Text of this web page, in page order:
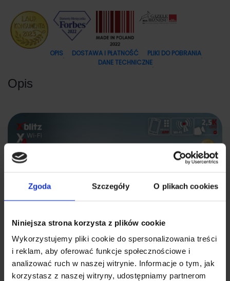
Zgoda Szczegóły O plikach cookies
Niniejsza strona korzysta z plików cookie
Wykorzystujemy pliki cookie do spersonalizowania treści
i reklam, aby oferować funkcje społecznościowe i
analizować ruch w naszej witrynie. Informacje o tym, jak
korzystasz z naszej witryny, udostępniamy partnerom
OPIS DOSTAWA I PŁATNOŚĆ
PLIKI DO POBRANIA
DANE TECHNICZNE
Opis